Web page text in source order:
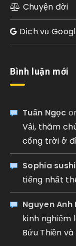
Chuyện đời
Dịch vụ
Bình luận mới
Tuấn Ngọc
Vải, thăm
cổng trời ở
Sophia sushi
tiếng nhất
Nguyen Anh
kinh nghiệm
Bửu Thiền